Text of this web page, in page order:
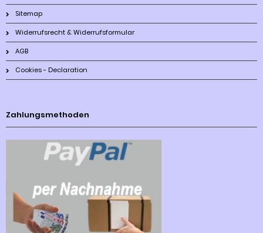
Sitemap
Widerrufsrecht & Widerrufsformular
AGB
Cookies - Declaration
Zahlungsmethoden